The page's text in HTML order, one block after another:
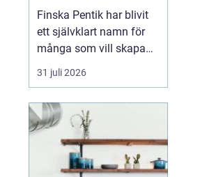
varma och
personliga hem
Finska Pentik har blivit
ett självklart namn för
många som vill skapa
ett varmt, ombonat och
personligt hem. Med
natur inspirerar
varumärket till miljöer
där vardagsföremål
både används och
31 juli 2026